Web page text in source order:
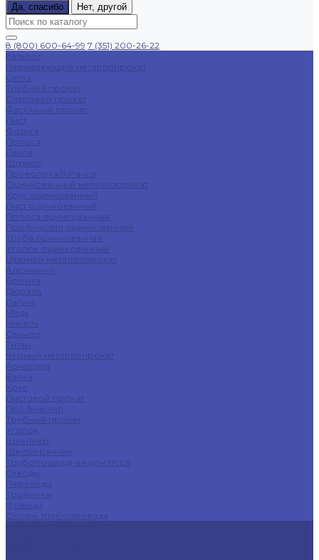
Да, спасибо
Нет, другой
8 (800) 600-64-99 7 (351) 200-26-22
Каталог
Нержавеющий металлопрокат
Сетка
Трубный прокат
Сортовой прокат
Фасонный прокат
Лист
Фольга
Полоса
Лента
Штрипс
Проволока/Катанка
Оцинкованный металлопрокат
Круг оцинкованный
Лист оцинкованный
Полоса оцинкованная
Профнастил оцинкованный
Труба оцинкованная
Уголок оцинкованный
Цветной металлопрокат
Алюминий
Бронза
Дюраль
Латунь
Медь
Никель
Свинец
Титан
Черный металлопрокат
Арматура
Балка
Круг
Листовой прокат
Профнастил
Трубный прокат
Уголок
Швеллер
Шестигранник
Трубопроводная арматура
Отводы
Переходы
Тройники
Фланцы
Опоры трубопровода